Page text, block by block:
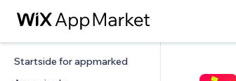
Startside for appmarked